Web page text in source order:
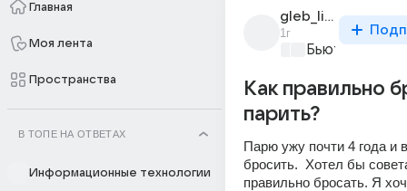
Главная
Моя лента
Пространства
В ТОПЕ НА ОТВЕТАХ
Информационные технологии
gleb_li_49
1г
Бьютилэнд
Как правильно
парить?
Парю ужу почти 4 года и
бросить.  Хотел бы
правильно бросать. Я